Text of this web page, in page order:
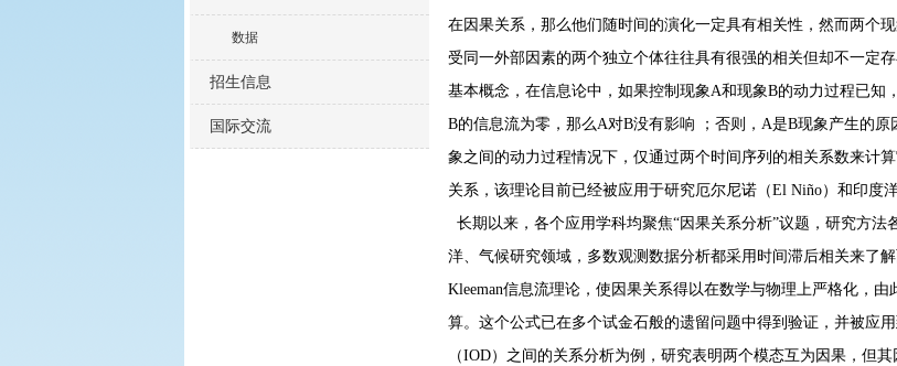
数据
招生信息
国际交流
在因果关系，那么他们随时间的演化一定具有相关性，然而两个
受同一外部因素的两个独立个体往往具有很强的相关但却不一定
基本概念，在信息论中，如果控制现象A和现象B的动力过程已知
B的信息流为零，那么A对B没有影响 ；否则，A是B现象产生的
象之间的动力过程情况下，仅通过两个时间序列的相关系数来计
关系，该理论目前已经被应用于研究厄尔尼诺（El Niño）和印度
长期以来，各个应用学科均聚焦“因果关系分析”议题，研究方
洋、气候研究领域，多数观测数据分析都采用时间滞后相关来了
Kleeman信息流理论，使因果关系得以在数学与物理上严格化，
算。这个公式已在多个试金石般的遗留问题中得到验证，并被应
（IOD）之间的关系分析为例，研究表明两个模态互为因果，但